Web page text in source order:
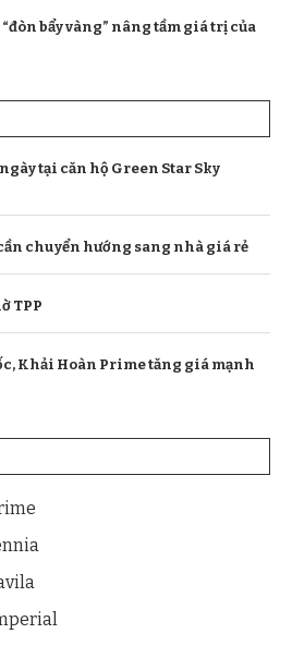
bẩy vàng” nâng tầm giá trị của
tại căn hộ Green Star Sky
chuyển hướng sang nhà giá rẻ
TPP
Khải Hoàn Prime tăng giá mạnh